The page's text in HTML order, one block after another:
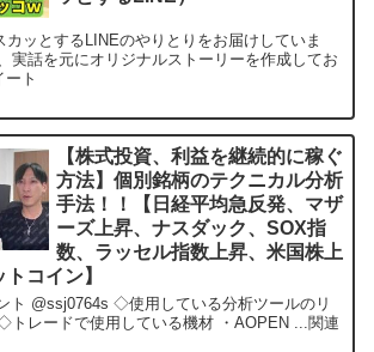
カッとするLINEのやりとりをお届けしていま
実話を元にオリジナルストーリーを作成してお
ート
【株式投資、利益を継続的に稼ぐ
方法】個別銘柄のテクニカル分析
手法！！【日経平均急反発、マザ
ーズ上昇、ナスダック、SOX指
数、ラッセル指数上昇、米国株上
コイン】
ト @ssj0764s ◇使用している分析ツールのリ
トレードで使用している機材 ・AOPEN ...関連